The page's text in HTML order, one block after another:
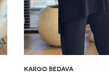
KARGO BEDAVA